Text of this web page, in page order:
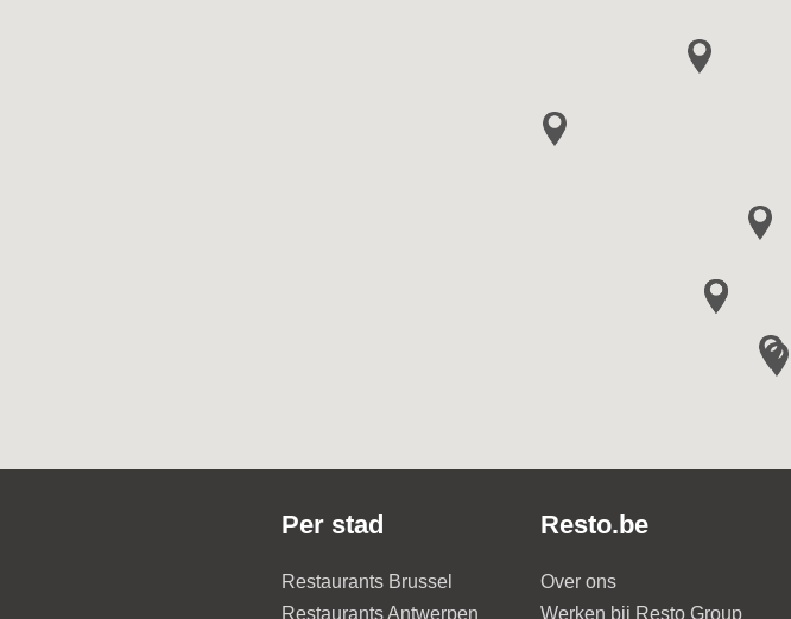
Per stad
Restaurants Brussel
Restaurants Antwerpen
Resto.be
Over ons
Werken bij Resto Group